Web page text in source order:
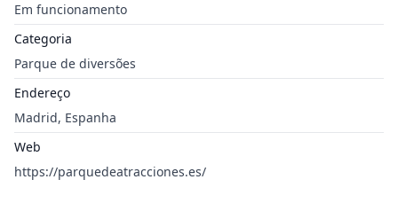
Em funcionamento
Categoria
Parque de diversões
Endereço
Madrid, Espanha
Web
https://parquedeatracciones.es/